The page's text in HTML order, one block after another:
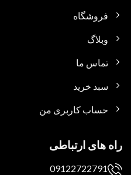
فروشگاه
وبلاگ
تماس ما
سبد خرید
حساب کاربری من
راه های ارتباطی
09122722791